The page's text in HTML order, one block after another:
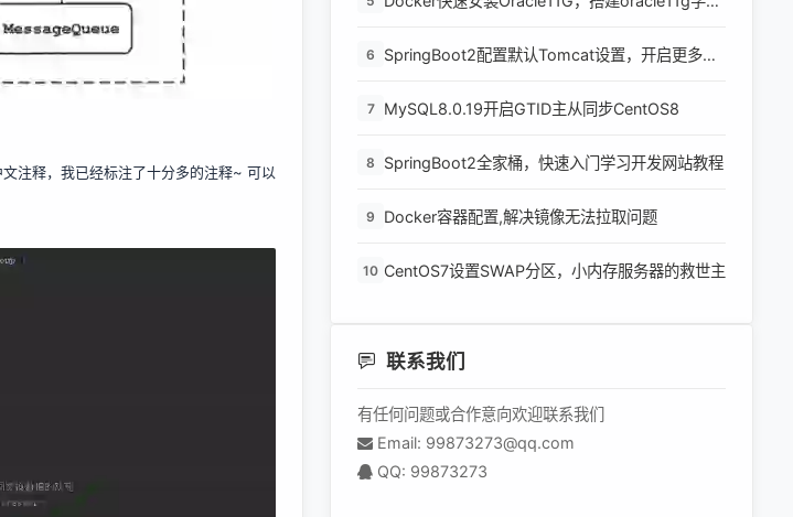
注释，我已经标注了十分多的注释~ 可以
6
SpringBoot2配置默认Tomcat设置，开启更多高
7 MySQL8.0.19开启GTID主从同步CentOS8
8 SpringBoot2全家桶，快速入门学习开发网站教程
9 Docker容器配置,解决镜像无法拉取问题
10 CentOS7设置SWAP分区，小内存服务器的救世主
联系我们
有任何问题或合作意向欢迎联系我们
Email: 99873273@qq.com
QQ: 99873273